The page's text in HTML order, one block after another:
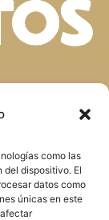
como las
dispositivo. El
datos como
únicas en este
Espíritu
en la
juntos